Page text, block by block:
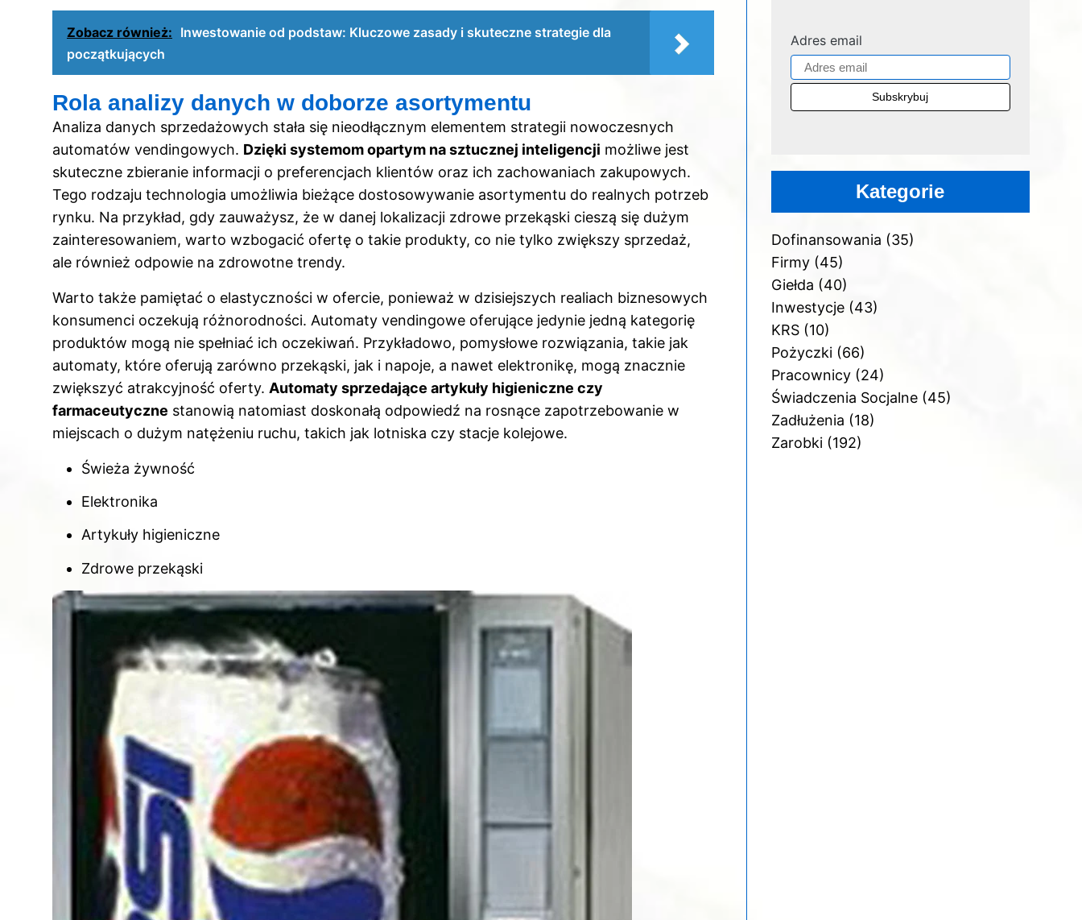
Zobacz również: Inwestowanie od podstaw: Kluczowe zasady i skuteczne strategie dla
początkujących
Rola analizy danych w doborze asortymentu
Analiza danych sprzedażowych stała się nieodłącznym elementem strategii nowoczesnych
automatów vendingowych. Dzięki systemom opartym na sztucznej inteligencji możliwe jest
skuteczne zbieranie informacji o preferencjach klientów oraz ich zachowaniach zakupowych.
Tego rodzaju technologia umożliwia bieżące dostosowywanie asortymentu do realnych potrzeb
rynku. Na przykład, gdy zauważysz, że w danej lokalizacji zdrowe przekąski cieszą się dużym
zainteresowaniem, warto wzbogacić ofertę o takie produkty, co nie tylko zwiększy sprzedaż,
ale również odpowie na zdrowotne trendy.
Warto także pamiętać o elastyczności w ofercie, ponieważ w dzisiejszych realiach biznesowych
konsumenci oczekują różnorodności. Automaty vendingowe oferujące jedynie jedną kategorię
produktów mogą nie spełniać ich oczekiwań. Przykładowo, pomysłowe rozwiązania, takie jak
automaty, które oferują zarówno przekąski, jak i napoje, a nawet elektronikę, mogą znacznie
zwiększyć atrakcyjność oferty. Automaty sprzedające artykuły higieniczne czy
farmaceutyczne stanowią natomiast doskonałą odpowiedź na rosnące zapotrzebowanie w
miejscach o dużym natężeniu ruchu, takich jak lotniska czy stacje kolejowe.
Świeża żywność
Elektronika
Artykuły higieniczne
Zdrowe przekąski
Adres email
Kategorie
Dofinansowania (35)
Firmy(45)
Giełda (40)
Inwestycje(43)
KRS(10)
Pożyczki(66)
Pracownicy(24)
Świadczenia Socjalne(45)
Zadłużenia (18)
Zarobki(192)